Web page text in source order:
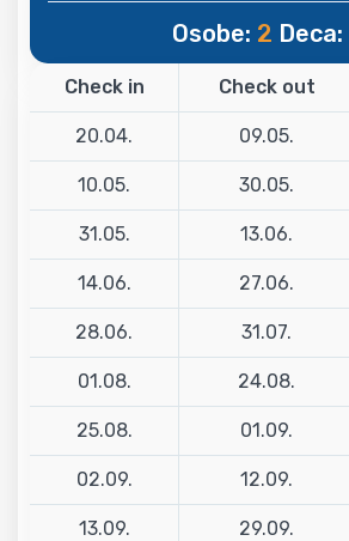
Osobe: 2 Deca:
Check in Check out
20.04. 09.05.
10.05. 30.05.
31.05. 13.06.
14.06. 27.06.
28.06. 31.07.
01.08. 24.08.
25.08. 01.09.
02.09. 12.09.
13.09. 29.09.